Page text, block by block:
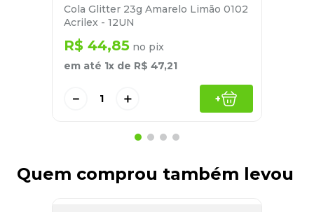
Cola Glitter 23g Amarelo Limão 0102
Acrilex - 12UN
R$ 44,85 no pix
em até 1x de R$ 47,21
＋
－ +
Quem comprou também levou